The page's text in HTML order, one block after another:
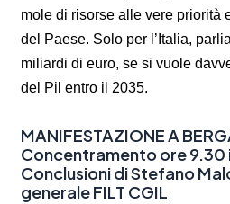
mole di risorse alle vere priorità
del Paese. Solo per l’Italia,
miliardi di euro, se si vuole
del Pil entro il 2035.
MANIFESTAZIONE A
Concentramento ore 9.30
Conclusioni di Stefano
generale FILT CGIL